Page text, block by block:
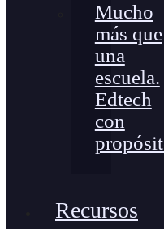
Mucho
más que
una
escuela.
Edtech
con
Recursos